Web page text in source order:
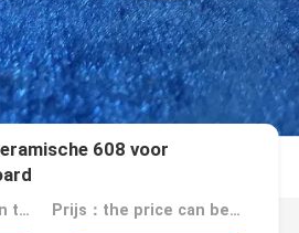
608 voor
MOQ：20-50 (overeen te komen) PCs Prijs：the price can be negotiated